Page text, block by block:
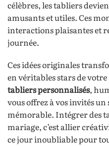
célèbres, les tabliers
amusants et utiles. Ces
interactions plaisantes et
journée.
Ces idées originales
en véritables stars de
tabliers personnalisés,
vous offrez à vos invités
mémorable. Intégrer des
mariage, c’est allier
ce jour inoubliable pour